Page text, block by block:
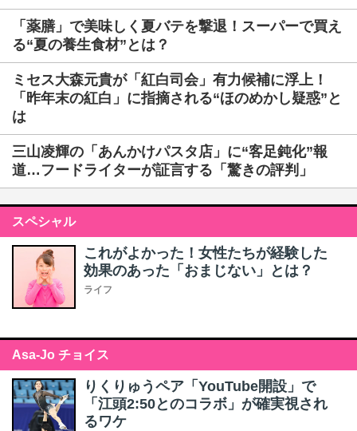
「薬膳」で美味しく夏バテを撃退！スーパーで買え
る“夏の養生食材”とは？
ミセス大森元貴が「紅白司会」有力候補に浮上！
「昨年末の紅白」に指摘される“ほのめかし疑惑”と
は
三山凌輝の「あんかけパスタ店」に“客足鈍化”報
道…フードライターが証言する「驚きの評判」
スペシャル
これがよかった！女性たちが経験した
効果のあった「おまじない」とは？
ライフ
Asa-Jo チョイス
りくりゅうペア「YouTube開設」で
「江頭2:50とのコラボ」が確実視され
るワケ